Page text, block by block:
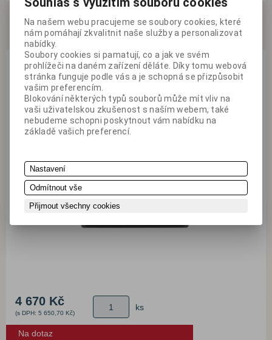
Radio VDO, 24V Tuner (RDS), USB,
TR7322U-OR
Radio VDO 24V do nákladních automobilů s USB.
Radio/USB/MP3/WMA AUX ze zadní strany radia 4x10W, 8
Ohm Pro připojení max 8GB USB UKW RDS-Tun...
4 670 Kč
(s DPH: 5 650,70 Kč)
ks
Na dotaz
Na našem webu pracujeme se soubory cookies, které
nám pomáhají zkvalitnit naše služby a personalizovat
nabídky.
Soubory cookies si pamatují, co a jak ve svém
prohlížeči na daném zařízení děláte. Díky tomu webová
stránka funguje podle vás a je schopná se přizpůsobit
vašim preferencím.
Blokování některých typů souborů může mít vliv na
vaši uživatelskou zkušenost s naším webem, také
nebudeme schopni poskytnout vám nabídku na
základě vašich preferencí.
Nastavení
Odmítnout vše
Přijmout všechny cookies